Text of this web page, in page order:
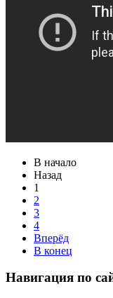
В начало
Назад
1
2
3
4
Вперёд
В конец
Навигация по